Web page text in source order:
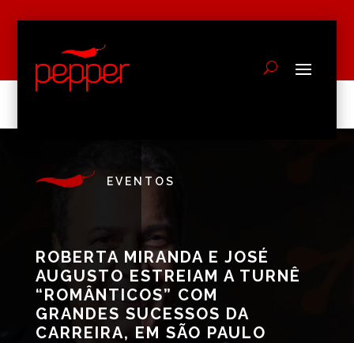
EVENTOS
ROBERTA MIRANDA E JOSÉ
AUGUSTO ESTREIAM A TURNÊ
“ROMÂNTICOS” COM
GRANDES SUCESSOS DA
CARREIRA, EM SÃO PAULO